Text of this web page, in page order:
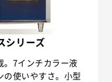
シリーズ
。7インチカラー液
の使いやすさ。小型